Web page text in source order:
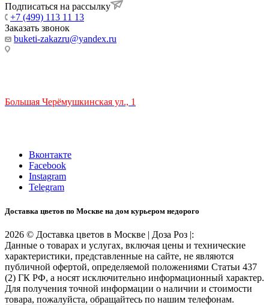
Подписаться на рассылку
+7 (499) 113 11 13
Заказать звонок
buketi-zakazru@yandex.ru
Большая Черёмушкинская ул., 1
Вконтакте
Facebook
Instagram
Telegram
Доставка цветов по Москве на дом курьером недорого
2026 © Доставка цветов в Москве | Доза Роз |:
Данные о товарах и услугах, включая цены и технические
характеристики, представленные на сайте, не являются
публичной офертой, определяемой положениями Статьи 437
(2) ГК РФ, а носят исключительно информационный характер.
Для получения точной информации о наличии и стоимости
товара, пожалуйста, обращайтесь по нашим телефонам.